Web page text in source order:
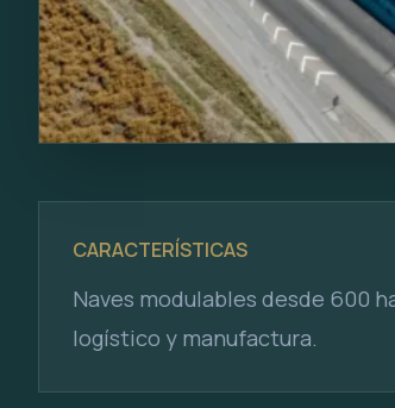
CARACTERÍSTICAS
Naves modulables desde 600
logístico y manufactura.